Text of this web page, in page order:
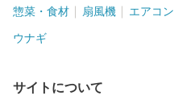
惣菜・食材 扇風機 エアコン
ウナギ
サイトについて